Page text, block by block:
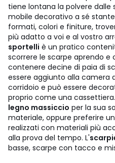
tiene lontana la polvere
mobile decorativo a sé
formati, colori e finiture,
più adatto a voi e al vostro
sportelli è un pratico
scorrere le scarpe aprendo e
contenere decine di paia di
essere aggiunto alla camera
corridoio e può essere
proprio come una
legno massiccio per la sua
materiale, oppure preferire
realizzati con materiali più
alla prova del tempo. L'
basse, scarpe con tacco e